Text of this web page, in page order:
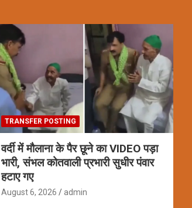
TRANSFER POSTING
वर्दी में मौलाना के पैर छूने का VIDEO पड़ा
भारी, संभल कोतवाली प्रभारी सुधीर पंवार
हटाए गए
August 6, 2026 admin